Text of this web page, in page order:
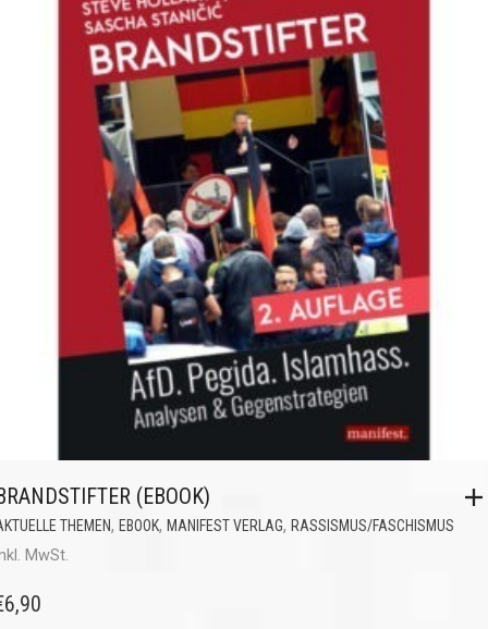
(EBOOK)
THEMEN, EBOOK, MANIFEST VERLAG, RASSISMUS/FASCHISMUS
MwSt.
6,90